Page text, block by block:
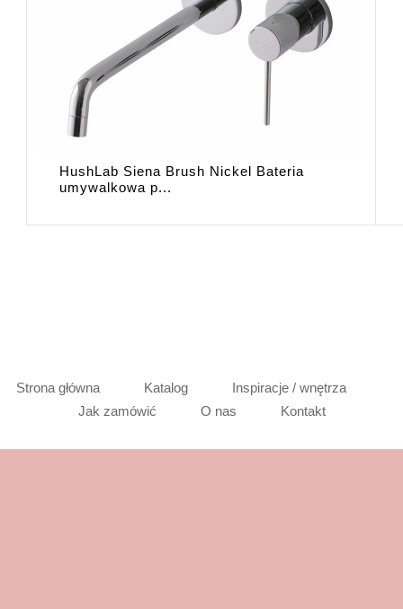
HushLab Siena Brush Nickel Bateria
umywalkowa p...
Strona główna Katalog
Inspiracje / wnętrza
Jak zamówić
O nas Kontakt